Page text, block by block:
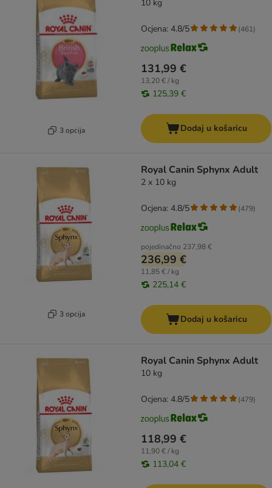
3 opcija
10 kg
131,99 €
13,20 € / kg
125,39 €
Ocjena: 4.8/5 (461)
Dodaj u košaricu
3 opcija
Royal Canin Sphynx Adult
2 x 10 kg
pojedinačno 237,98 €
236,99 €
11,85 € / kg
225,14 €
Ocjena: 4.8/5 (479)
Dodaj u košaricu
Royal Canin Sphynx Adult
10 kg
118,99 €
11,90 € / kg
113,04 €
Ocjena: 4.8/5 (479)